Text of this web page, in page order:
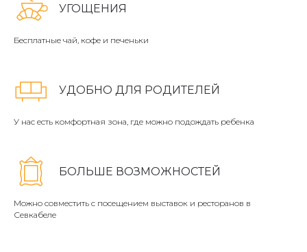
УГОЩЕНИЯ
Бесплатные чай, кофе и печеньки
УДОБНО ДЛЯ РОДИТЕЛЕЙ
У нас есть комфортная зона, где можно подождать ребенка
БОЛЬШЕ ВОЗМОЖНОСТЕЙ
Можно совместить с посещением выставок и ресторанов в
Севкабеле